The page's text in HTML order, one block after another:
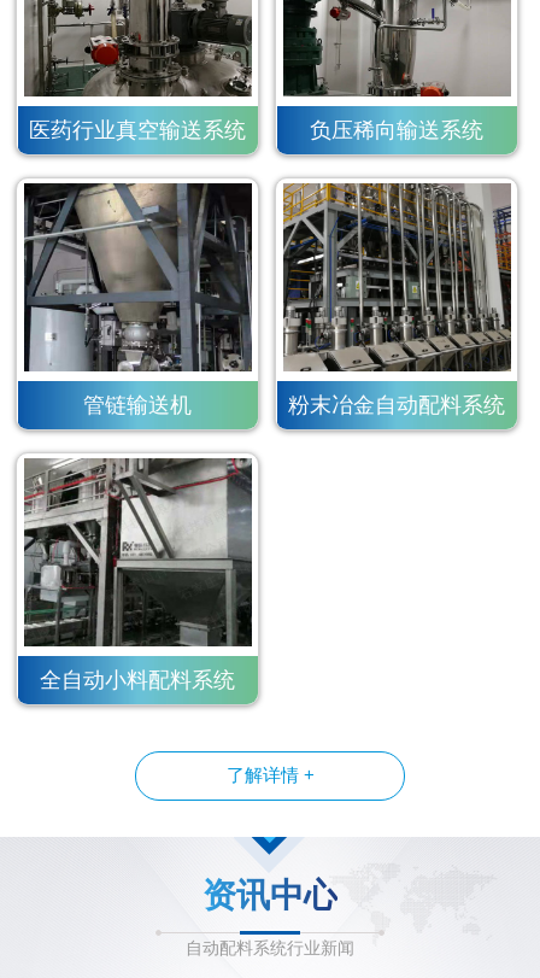
医药行业真空输送系统 负压稀向输送系统
管链输送机 粉末冶金自动配料系统
全自动小料配料系统
了解详情 +
资讯中心
自动配料系统行业新闻